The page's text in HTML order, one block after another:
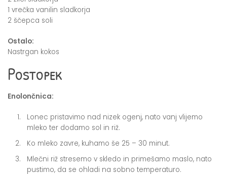
1 vrečka vanilin sladkorja
2 ščepca soli
Ostalo:
Nastrgan kokos
Postopek
Enolončnica:
Lonec pristavimo nad nizek ogenj, nato vanj vlijemo
mleko ter dodamo sol in riž.
Ko mleko zavre, kuhamo še 25 – 30 minut.
Mlečni riž stresemo v skledo in primešamo maslo, nato
pustimo, da se ohladi na sobno temperaturo.